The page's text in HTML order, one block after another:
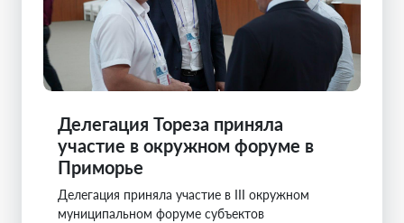
Делегация Тореза приняла
участие в окружном форуме в
Приморье
Делегация приняла участие в III окружном
муниципальном форуме субъектов